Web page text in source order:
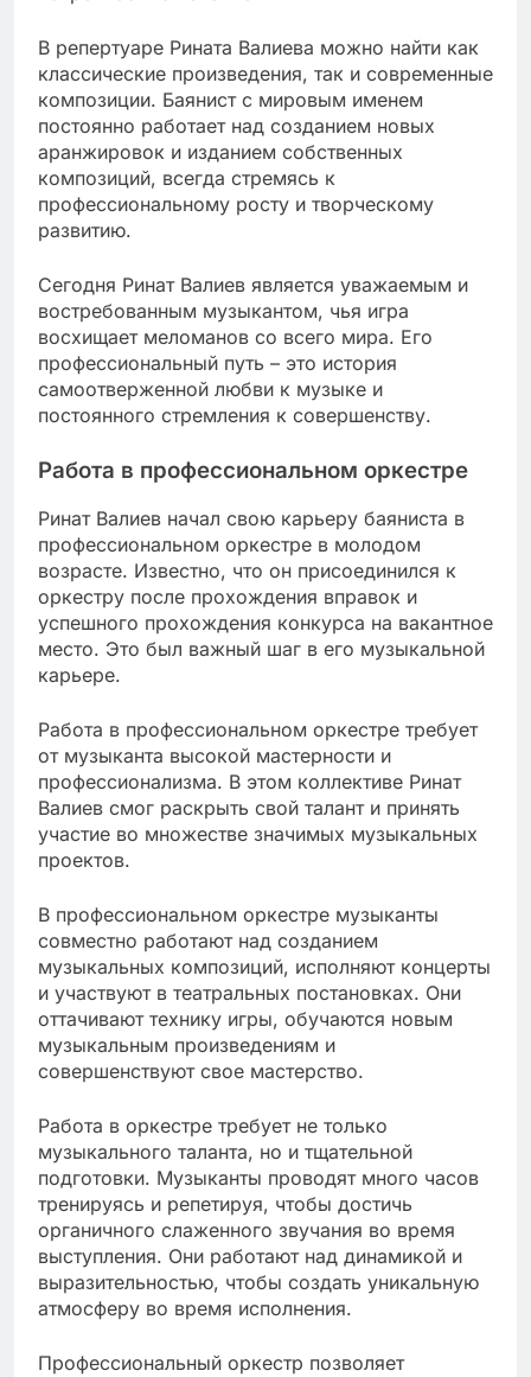
В репертуаре Рината Валиева можно найти как
классические произведения, так и современные
композиции. Баянист с мировым именем
постоянно работает над созданием новых
аранжировок и изданием собственных
композиций, всегда стремясь к
профессиональному росту и творческому
развитию.
Сегодня Ринат Валиев является уважаемым и
востребованным музыкантом, чья игра
восхищает меломанов со всего мира. Его
профессиональный путь – это история
самоотверженной любви к музыке и
постоянного стремления к совершенству.
Работа в профессиональном оркестре
Ринат Валиев начал свою карьеру баяниста в
профессиональном оркестре в молодом
возрасте. Известно, что он присоединился к
оркестру после прохождения вправок и
успешного прохождения конкурса на вакантное
место. Это был важный шаг в его музыкальной
карьере.
Работа в профессиональном оркестре требует
от музыканта высокой мастерности и
профессионализма. В этом коллективе Ринат
Валиев смог раскрыть свой талант и принять
участие во множестве значимых музыкальных
проектов.
В профессиональном оркестре музыканты
совместно работают над созданием
музыкальных композиций, исполняют концерты
и участвуют в театральных постановках. Они
оттачивают технику игры, обучаются новым
музыкальным произведениям и
совершенствуют свое мастерство.
Работа в оркестре требует не только
музыкального таланта, но и тщательной
подготовки. Музыканты проводят много часов
тренируясь и репетируя, чтобы достичь
органичного слаженного звучания во время
выступления. Они работают над динамикой и
выразительностью, чтобы создать уникальную
атмосферу во время исполнения.
Профессиональный оркестр позволяет